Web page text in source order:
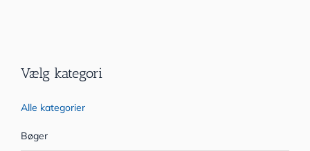
Vælg kategori
Alle kategorier
Bøger